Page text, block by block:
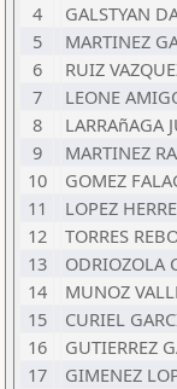
4
GALSTYAN
5
MARTINEZ
6
RUIZ
7
LEONE
8
LARRAñAGA
9
MARTINEZ
10
GOMEZ
11
LOPEZ
12
TORRES
13
ODRIOZOLA
14
MUNOZ
15
CURIEL
16
GUTIERREZ
17
GIMENEZ